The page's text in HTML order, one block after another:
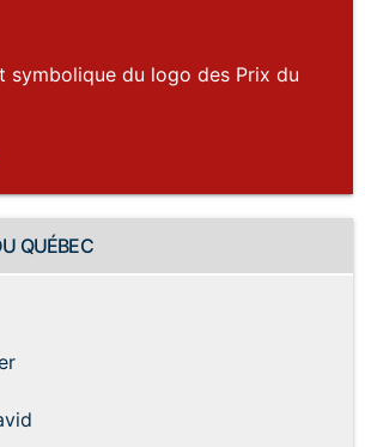
symbolique du logo des Prix du
QUÉBEC